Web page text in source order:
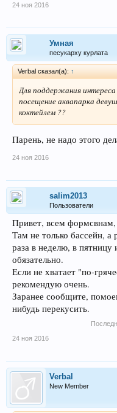
24 ноя 2016
Умная
песукарху курлата
Verbal сказал(а): ↑
Для поддержания
посещение аквапарка
коктейлем ??
Парень, не надо этого
24 ноя 2016
salim2013
Пользователи
Привет, всем
Там не только бассейн,
раза в неделю, в пятницу
обязательно.
Если не хватает "по-
рекомендую очень.
Заранее сообщите,
нибудь перекусить.
24 ноя 2016
Verbal
New Member